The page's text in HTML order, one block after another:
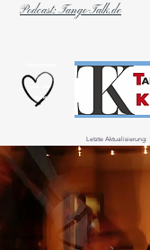
Podcast: Tango-Talk.de
Szene
Letzte Aktualisierung: